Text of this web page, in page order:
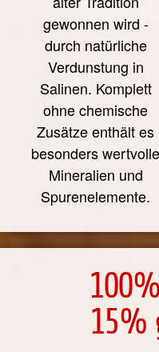
gewonnen wird -
durch natürliche
Verdunstung in
Salinen. Komplett
ohne chemische
Zusätze enthält es
besonders wertvolle
Mineralien und
Spurenelemente.
15%